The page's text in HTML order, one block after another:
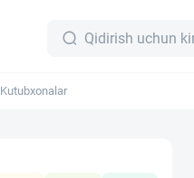
Kutubxonalar